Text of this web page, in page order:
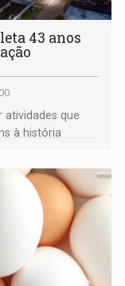
43 anos
que
à história